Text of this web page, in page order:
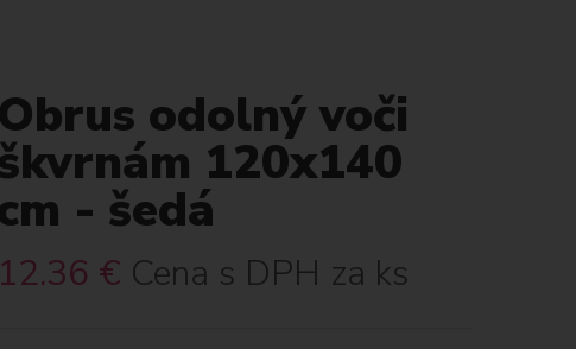
Obrus odolný voči
120x140
- šedá
12.36 € Cena s DPH za ks